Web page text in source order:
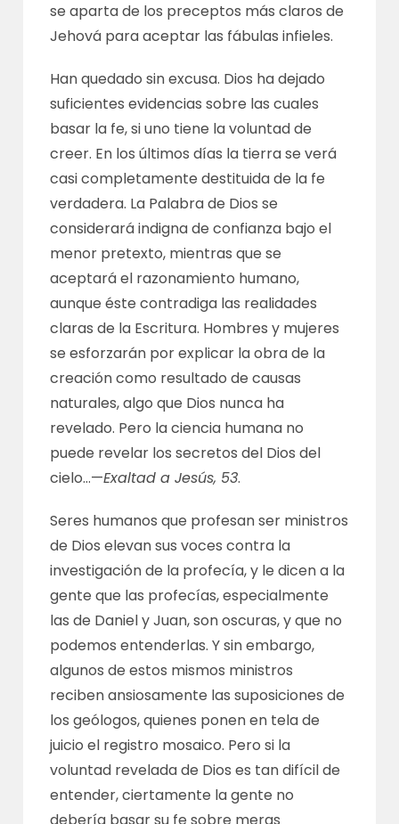
se aparta de los preceptos más claros de
Jehová para aceptar las fábulas infieles.
Han quedado sin excusa. Dios ha dejado
suficientes evidencias sobre las cuales
basar la fe, si uno tiene la voluntad de
creer. En los últimos días la tierra se verá
casi completamente destituida de la fe
verdadera. La Palabra de Dios se
considerará indigna de confianza bajo el
menor pretexto, mientras que se
aceptará el razonamiento humano,
aunque éste contradiga las realidades
claras de la Escritura. Hombres y mujeres
se esforzarán por explicar la obra de la
creación como resultado de causas
naturales, algo que Dios nunca ha
revelado. Pero la ciencia humana no
puede revelar los secretos del Dios del
cielo…—Exaltad a Jesús, 53.
Seres humanos que profesan ser ministros
de Dios elevan sus voces contra la
investigación de la profecía, y le dicen a la
gente que las profecías, especialmente
las de Daniel y Juan, son oscuras, y que no
podemos entenderlas. Y sin embargo,
algunos de estos mismos ministros
reciben ansiosamente las suposiciones de
los geólogos, quienes ponen en tela de
juicio el registro mosaico. Pero si la
voluntad revelada de Dios es tan difícil de
entender, ciertamente la gente no